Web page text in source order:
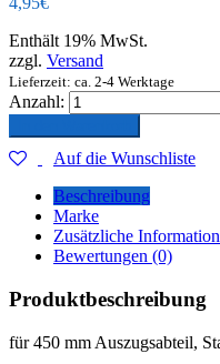
Enthält 19% MwSt.
zzgl. Versand
Lieferzeit: ca. 2-4 Werktage
Anzahl:
Auf die Wunschliste
Beschreibung
Marke
Zusätzliche
Bewertungen (0)
Produktbeschreibung
für 450 mm Auszugsabteil,